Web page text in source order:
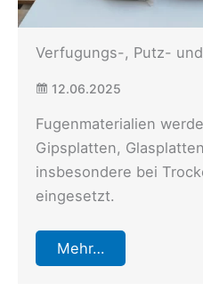
Verfugungs-, Putz-
12.06.2025
Fugenmaterialien
Gipsplatten,
insbesondere bei
eingesetzt.
Mehr…